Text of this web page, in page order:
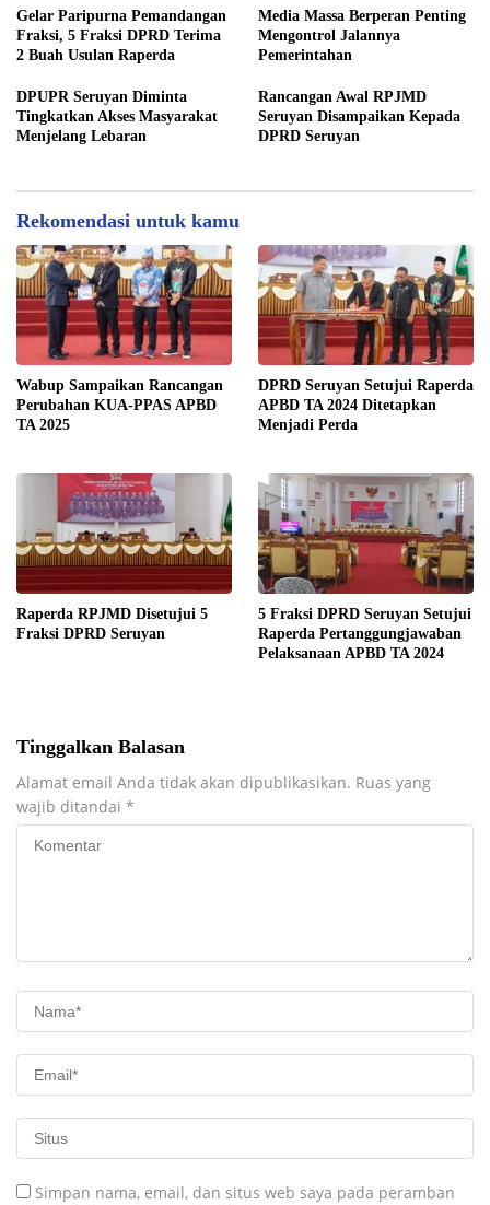
Gelar Paripurna Pemandangan
Fraksi, 5 Fraksi DPRD Terima
2 Buah Usulan Raperda
Media Massa Berperan Penting
Mengontrol Jalannya
Pemerintahan
DPUPR Seruyan Diminta
Tingkatkan Akses Masyarakat
Menjelang Lebaran
Rancangan Awal RPJMD
Seruyan Disampaikan Kepada
DPRD Seruyan
Rekomendasi untuk kamu
Wabup Sampaikan Rancangan
Perubahan KUA-PPAS APBD
TA 2025
DPRD Seruyan Setujui Raperda
APBD TA 2024 Ditetapkan
Menjadi Perda
Raperda RPJMD Disetujui 5
Fraksi DPRD Seruyan
5 Fraksi DPRD Seruyan Setujui
Raperda Pertanggungjawaban
Pelaksanaan APBD TA 2024
Tinggalkan Balasan
Alamat email Anda tidak akan dipublikasikan. Ruas yang
wajib ditandai *
Simpan nama, email, dan situs web saya pada peramban